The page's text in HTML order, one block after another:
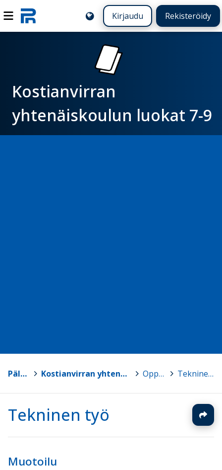
Kirjaudu Rekisteröidy
Kostianvirran
yhtenäiskoulun luokat 7-9
Pälkäne Kostianvirran yhtenäiskoulun luokat 7-9 > Oppiaineet > Tekninen työ
Tekninen työ
Muotoilu